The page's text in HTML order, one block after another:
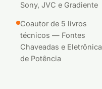
Sony, JVC e Gradiente
Coautor de 5 livros
técnicos — Fontes
Chaveadas e Eletrônica
de Potência